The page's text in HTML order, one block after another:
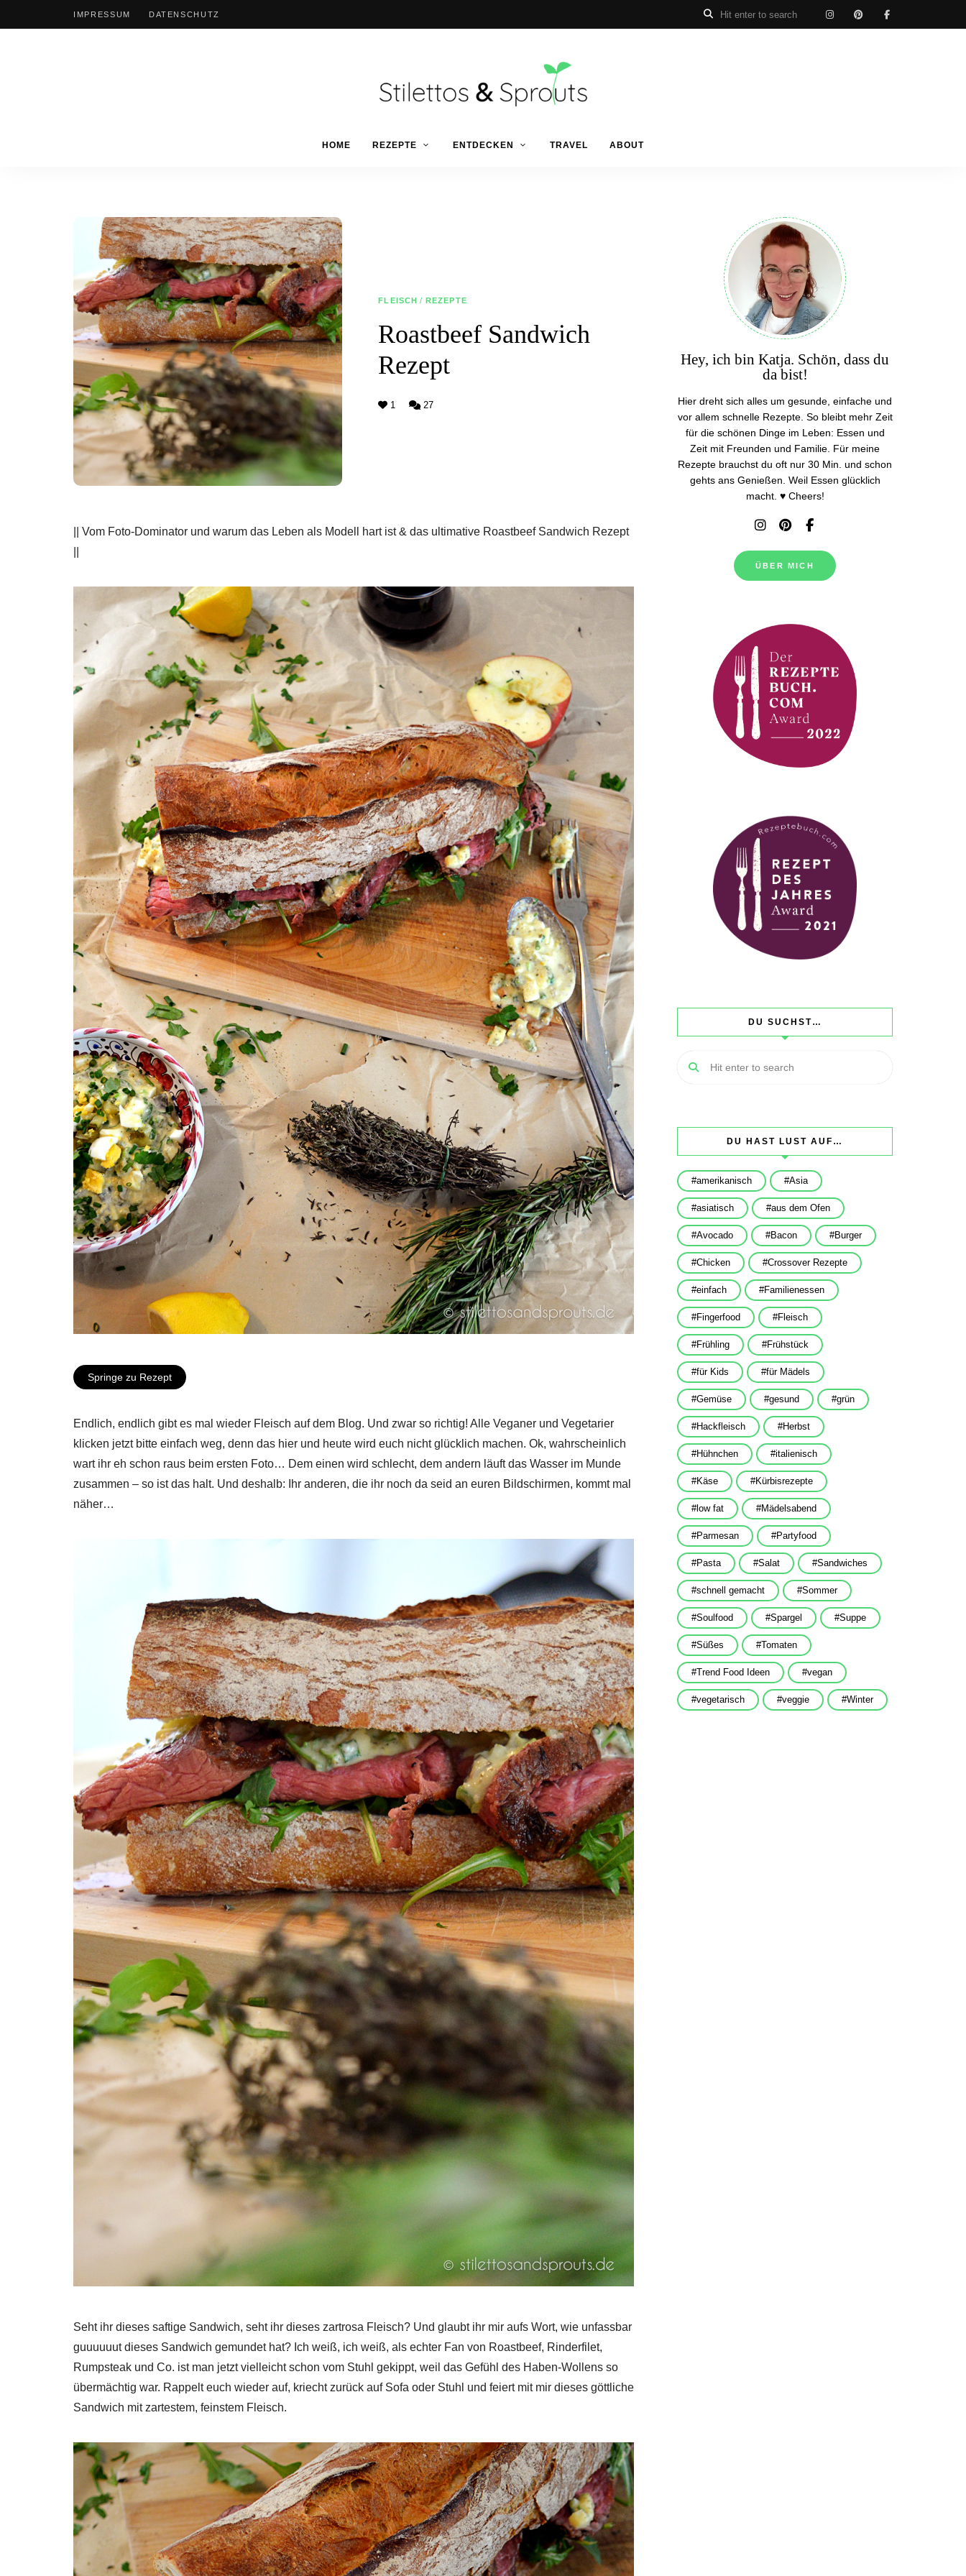
IMPRESSUM DATENSCHUTZ
Stilettos
Food
Blog
HOME REZEPTE ENTDECKEN TRAVEL ABOUT
FLEISCH / REZEPTE
Roastbeef Sandwich
Rezept
1 27
|| Vom Foto-Dominator und warum das Leben als Modell hart ist & das ultimative Roastbeef Sandwich Rezept
Springe zu Rezept
Endlich, endlich gibt es mal wieder Fleisch auf dem Blog. Und zwar so richtig! Alle Veganer und Vegetarier
klicken jetzt bitte einfach weg, denn das hier und heute wird euch nicht glücklich machen. Ok, wahrscheinlich
wart ihr eh schon raus beim ersten Foto… Dem einen wird schlecht, dem andern läuft das Wasser im Munde
zusammen – so ist das halt. Und deshalb: Ihr anderen, die ihr noch da seid an euren Bildschirmen, kommt mal
näher…
Seht ihr dieses saftige Sandwich, seht ihr dieses zartrosa Fleisch? Und glaubt ihr mir aufs Wort, wie unfassbar
guuuuuut dieses Sandwich gemundet hat? Ich weiß, ich weiß, als echter Fan von Roastbeef, Rinderfilet,
Rumpsteak und Co. ist man jetzt vielleicht schon vom Stuhl gekippt, weil das Gefühl des Haben-Wollens so
übermächtig war. Rappelt euch wieder auf, kriecht zurück auf Sofa oder Stuhl und feiert mit mir dieses göttliche
Sandwich mit zartestem, feinstem Fleisch.
Hey, ich bin Katja. Schön, dass du
da bist!
Hier dreht sich alles um gesunde, einfache und
vor allem schnelle Rezepte. So bleibt mehr Zeit
für die schönen Dinge im Leben: Essen und
Zeit mit Freunden und Familie. Für meine
Rezepte brauchst du oft nur 30 Min. und schon
gehts ans Genießen. Weil Essen glücklich
macht. ♥ Cheers!
ÜBER MICH
DU SUCHST…
DU HAST LUST AUF…
amerikanisch Asia
asiatisch aus dem Ofen
Avocado Bacon Burger
Chicken Crossover Rezepte
einfach Familienessen
Fingerfood Fleisch
Frühling Frühstück
für Kids für Mädels
Gemüse gesund grün
Hackfleisch Herbst
Hühnchen italienisch
Käse Kürbisrezepte
low fat Mädelsabend
Parmesan Partyfood
Pasta Salat Sandwiches
schnell gemacht Sommer
Soulfood Spargel Suppe
Süßes Tomaten
Trend Food Ideen vegan
vegetarisch veggie Winter